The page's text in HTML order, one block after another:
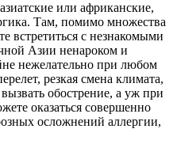
или африканские,
Там, помимо множества
встретиться с незнакомыми
Азии ненароком и
нежелательно при любом
резкая смена климата,
обострение, а уж при
оказаться совершенно
осложнений аллергии,